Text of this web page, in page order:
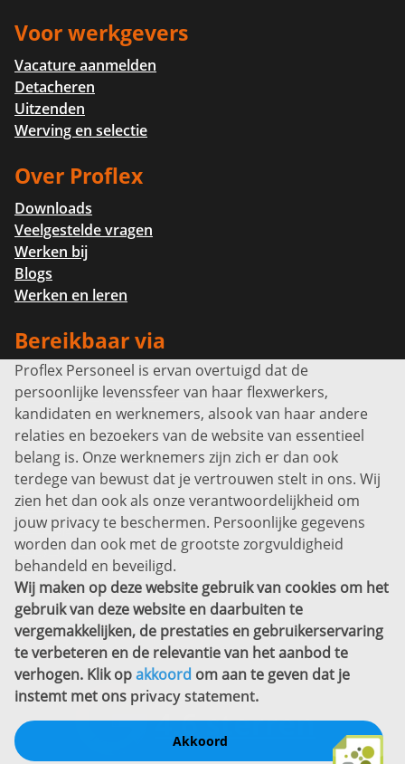
Voor werkgevers
Vacature aanmelden
Detacheren
Uitzenden
Werving en selectie
Over Proflex
Downloads
Veelgestelde vragen
Werken bij
Blogs
Werken en leren
Bereikbaar via
Info@proflexpersoneel.nl
Bel ons:+31 (0)85 0450040
Prins Willem-Alexanderlaan 301
7311 SW Apeldoorn
Disclaimer
Privacyverklaring
Sitemap
Copyright
Bekijk ook eens
Proflex Personeel is ervan overtuigd dat de
persoonlijke levenssfeer van haar flexwerkers,
kandidaten en werknemers, alsook van haar andere
relaties en bezoekers van de website van essentieel
belang is. Onze werknemers zijn zich er dan ook
terdege van bewust dat je vertrouwen stelt in ons. Wij
zien het dan ook als onze verantwoordelijkheid om
jouw privacy te beschermen. Persoonlijke gegevens
worden dan ook met de grootste zorgvuldigheid
behandeld en beveiligd.
Wij maken op deze website gebruik van cookies om het
gebruik van deze website en daarbuiten te
vergemakkelijken, de prestaties en gebruikerservaring
te verbeteren en de relevantie van het aanbod te
verhogen. Klik opakkoord om aan te geven dat je
instemt met ons privacy statement.
Akkoord